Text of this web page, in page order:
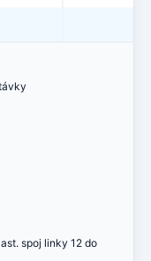
spoj linky 12 do